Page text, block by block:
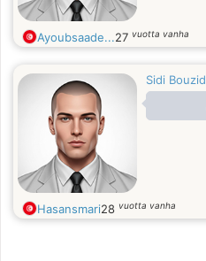
Ayoubsaade...27 vuotta vanha
Sidi Bouzid
Hasansmari28 vuotta vanha